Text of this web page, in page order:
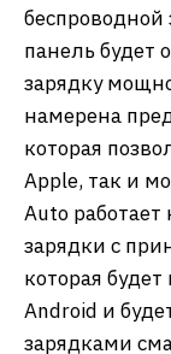
беспроводной
панель будет
зарядку
намерена
которая
Apple, так и
Auto
зарядки с
которая
Android и
зарядками